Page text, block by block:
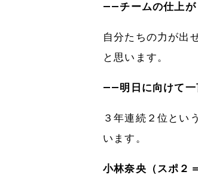
――チームの仕上が
自分たちの力が出
と思います。
――明日に向けて一
３年連続２位とい
います。
小林奈央（スポ２